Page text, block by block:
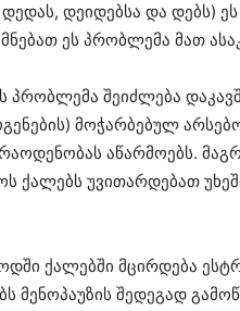
დედას, დეიდებსა და დებს)
ეს პრობლემა მათ
პრობლემა შეიძლება
მოჭარბებულ
აწარმოებს.
ქალებს უვითარდებათ
ქალებში მცირდება
მენოპაუზის შედეგად